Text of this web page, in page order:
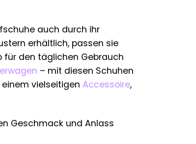
auch durch ihr
erhältlich, passen sie
für den täglichen Gebrauch
– mit diesen Schuhen
vielseitigen Accessoire,
Geschmack und Anlass